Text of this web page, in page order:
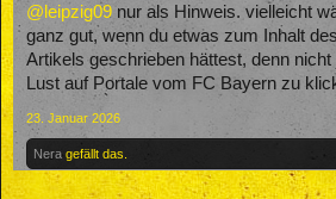
@leipzig09 nur als Hinweis. vielleicht
ganz gut, wenn du etwas zum Inhalt
Artikels geschrieben hättest, denn nicht
Lust auf Portale vom FC Bayern zu
23. Januar 2026
Nera gefällt das.